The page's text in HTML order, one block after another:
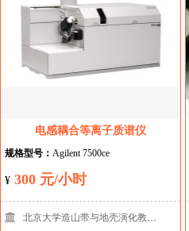
电感耦合等离子质谱仪
规格型号： Agilent 7500ce
¥ 300 元/小时
北京大学造山带与地壳演化教育部重点实验室